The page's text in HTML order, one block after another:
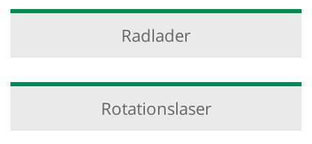
Radlader
Rotationslaser